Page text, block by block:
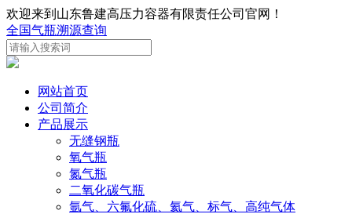
欢迎来到山东鲁建高压力容器有限责任公司官网！
全国气瓶溯源查询
网站首页
公司简介
产品展示
无缝钢瓶
氧气瓶
氮气瓶
二氧化碳气瓶
氩气、六氟化硫、氦气、标气、高纯气体